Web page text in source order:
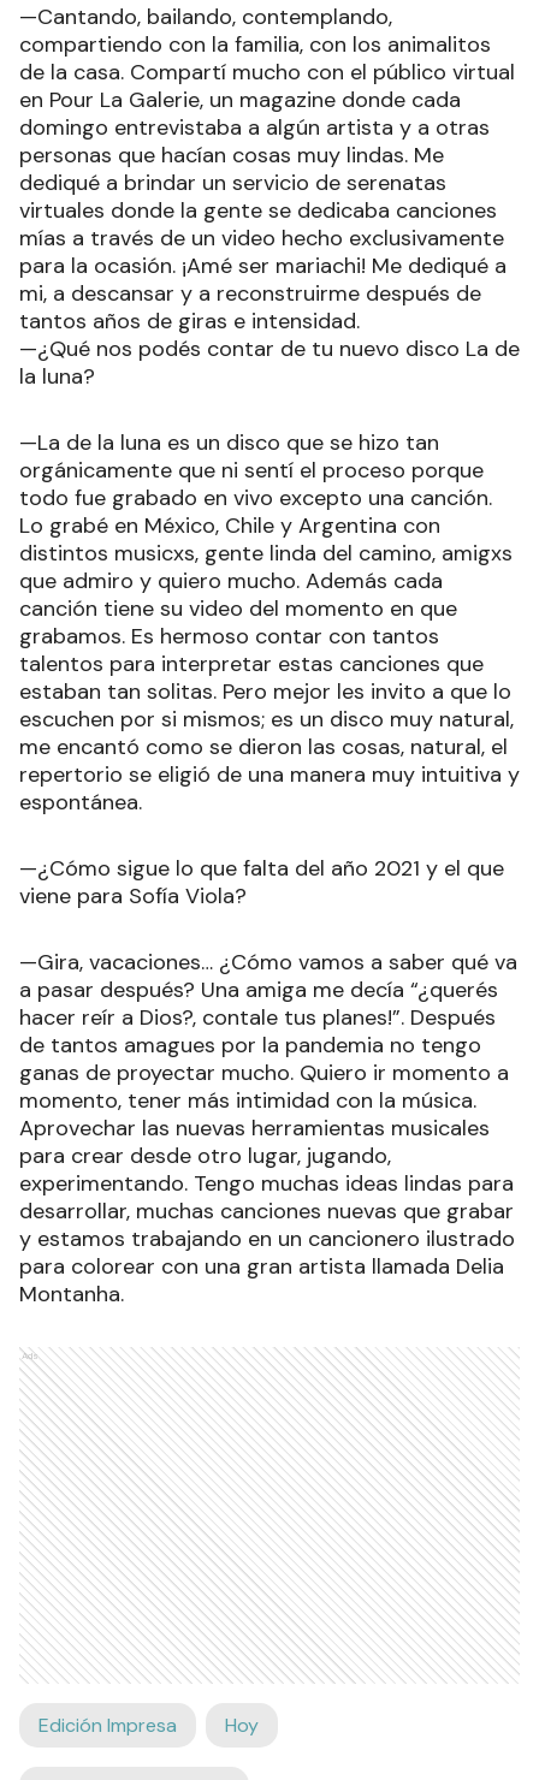
—Cantando, bailando, contemplando,
compartiendo con la familia, con los animalitos
de la casa. Compartí mucho con el público virtual
en Pour La Galerie, un magazine donde cada
domingo entrevistaba a algún artista y a otras
personas que hacían cosas muy lindas. Me
dediqué a brindar un servicio de serenatas
virtuales donde la gente se dedicaba canciones
mías a través de un video hecho exclusivamente
para la ocasión. ¡Amé ser mariachi! Me dediqué a
mi, a descansar y a reconstruirme después de
tantos años de giras e intensidad.
—¿Qué nos podés contar de tu nuevo disco La de
la luna?
—La de la luna es un disco que se hizo tan
orgánicamente que ni sentí el proceso porque
todo fue grabado en vivo excepto una canción.
Lo grabé en México, Chile y Argentina con
distintos musicxs, gente linda del camino, amigxs
que admiro y quiero mucho. Además cada
canción tiene su video del momento en que
grabamos. Es hermoso contar con tantos
talentos para interpretar estas canciones que
estaban tan solitas. Pero mejor les invito a que lo
escuchen por si mismos; es un disco muy natural,
me encantó como se dieron las cosas, natural, el
repertorio se eligió de una manera muy intuitiva y
espontánea.
—¿Cómo sigue lo que falta del año 2021 y el que
viene para Sofía Viola?
—Gira, vacaciones… ¿Cómo vamos a saber qué va
a pasar después? Una amiga me decía “¿querés
hacer reír a Dios?, contale tus planes!”. Después
de tantos amagues por la pandemia no tengo
ganas de proyectar mucho. Quiero ir momento a
momento, tener más intimidad con la música.
Aprovechar las nuevas herramientas musicales
para crear desde otro lugar, jugando,
experimentando. Tengo muchas ideas lindas para
desarrollar, muchas canciones nuevas que grabar
y estamos trabajando en un cancionero ilustrado
para colorear con una gran artista llamada Delia
Montanha.
Ads
Edición Impresa Hoy